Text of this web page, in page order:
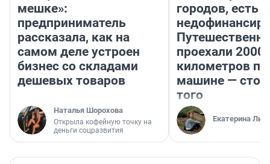
мешке»:
предприниматель
рассказала, как на
самом деле устроен
бизнес со складами
дешевых товаров
Наталья Шорохова
Открыла кофейную точку на
деньги соцразвития
городов, есть
проехали 2000
километров по
машине —
того
Екатерина